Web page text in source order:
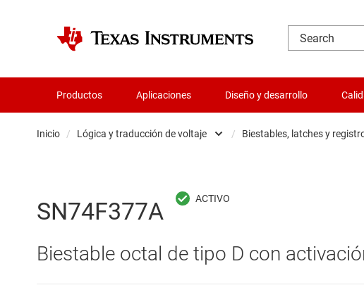
Productos Aplicaciones Diseño y desarrollo
Inicio / Lógica y traducción de voltaje
Aislamiento
Audio, háptica y piezoeléctrica
/ Biestables, latches y
Circuitos
SN74F377A
Biestable octal de tipo D con